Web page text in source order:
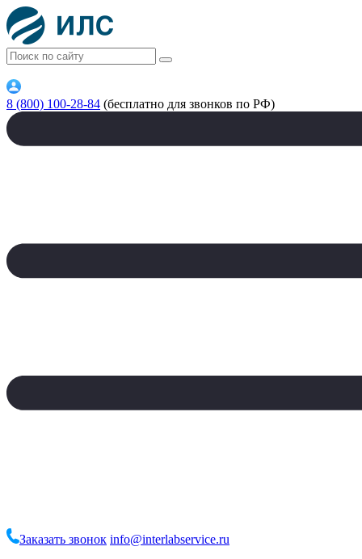
8 (800) 100-28-84 (бесплатно для звонков по РФ)
Заказать звонок info@interlabservice.ru